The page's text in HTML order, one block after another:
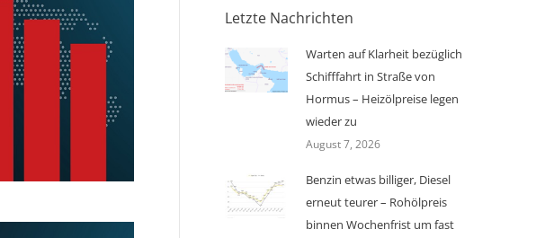
Letzte Nachrichten
Warten auf Klarheit bezüglich
Schifffahrt in Straße von
Hormus – Heizölpreise legen
wieder zu
August 7, 2026
Benzin etwas billiger, Diesel
erneut teurer – Rohölpreis
binnen Wochenfrist um fast